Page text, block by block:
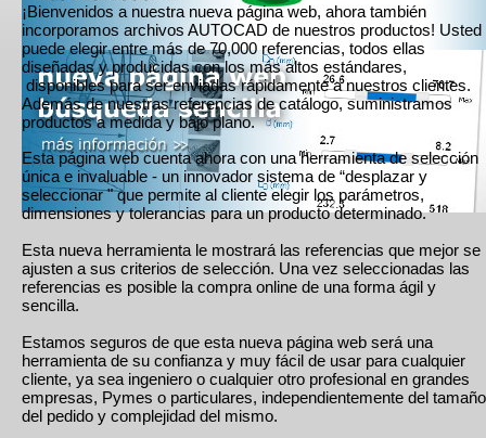
¡Bienvenidos a nuestra nueva página web, ahora también
incorporamos archivos AUTOCAD de nuestros productos! Usted
puede elegir entre más de 70,000 referencias, todos ellas
diseñadas y producidas con los más altos estándares,
disponibles para ser enviadas rápidamente a nuestros clientes.
Además de nuestras referencias de catálogo, suministramos
productos a medida y bajo plano.
Esta página web cuenta ahora con una herramienta de selección
única e invaluable - un innovador sistema de “desplazar y
seleccionar " que permite al cliente elegir los parámetros,
dimensiones y tolerancias para un producto determinado.
Esta nueva herramienta le mostrará las referencias que mejor se
ajusten a sus criterios de selección. Una vez seleccionadas las
referencias es posible la compra online de una forma ágil y
sencilla.
Estamos seguros de que esta nueva página web será una
herramienta de su confianza y muy fácil de usar para cualquier
cliente, ya sea ingeniero o cualquier otro profesional en grandes
empresas, Pymes o particulares, independientemente del tamaño
del pedido y complejidad del mismo.